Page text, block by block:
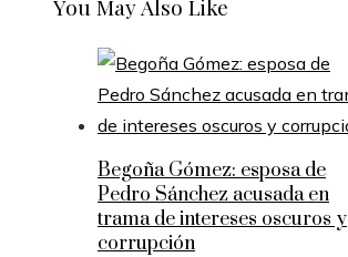
You May Also Like
Begoña Gómez: esposa de
Pedro Sánchez acusada en
trama de intereses oscuros y
corrupción